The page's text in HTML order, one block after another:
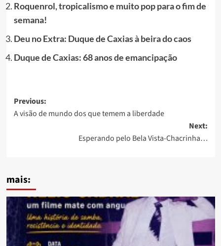
Roquenrol, tropicalismo e muito pop para o fim de
semana!
Deu no Extra: Duque de Caxias à beira do caos
Duque de Caxias: 68 anos de emancipação
Post
navigation
Previous:
A visão de mundo dos que temem a liberdade
Next:
Esperando pelo Bela Vista-Chacrinha…
mais: